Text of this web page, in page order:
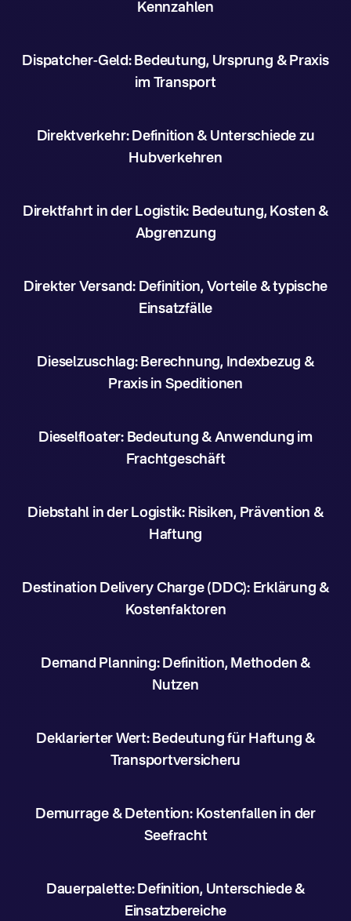
Kennzahlen
Dispatcher-Geld: Bedeutung, Ursprung & Praxis
im Transport
Direktverkehr: Definition & Unterschiede zu
Hubverkehren
Direktfahrt in der Logistik: Bedeutung, Kosten &
Abgrenzung
Direkter Versand: Definition, Vorteile & typische
Einsatzfälle
Dieselzuschlag: Berechnung, Indexbezug &
Praxis in Speditionen
Dieselfloater: Bedeutung & Anwendung im
Frachtgeschäft
Diebstahl in der Logistik: Risiken, Prävention &
Haftung
Destination Delivery Charge (DDC): Erklärung &
Kostenfaktoren
Demand Planning: Definition, Methoden &
Nutzen
Deklarierter Wert: Bedeutung für Haftung &
Transportversicheru
Demurrage & Detention: Kostenfallen in der
Seefracht
Dauerpalette: Definition, Unterschiede &
Einsatzbereiche